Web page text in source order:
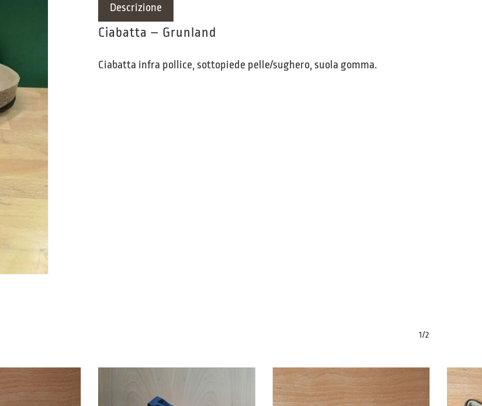
Descrizione
Ciabatta – Grunland
Ciabatta infra pollice, sottopiede pelle/sughero, suola gomma.
1/2